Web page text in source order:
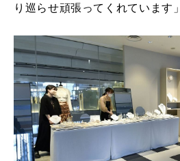
り巡らせ頑張ってくれています」